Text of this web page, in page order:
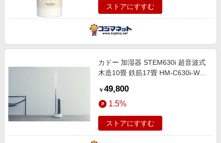
ストアにすすむ
カドー 加湿器 STEM630i 超音波式
木造10畳 鉄筋17畳 HM-C630i-WH
￥ 49,800
1.5%
ストアにすすむ